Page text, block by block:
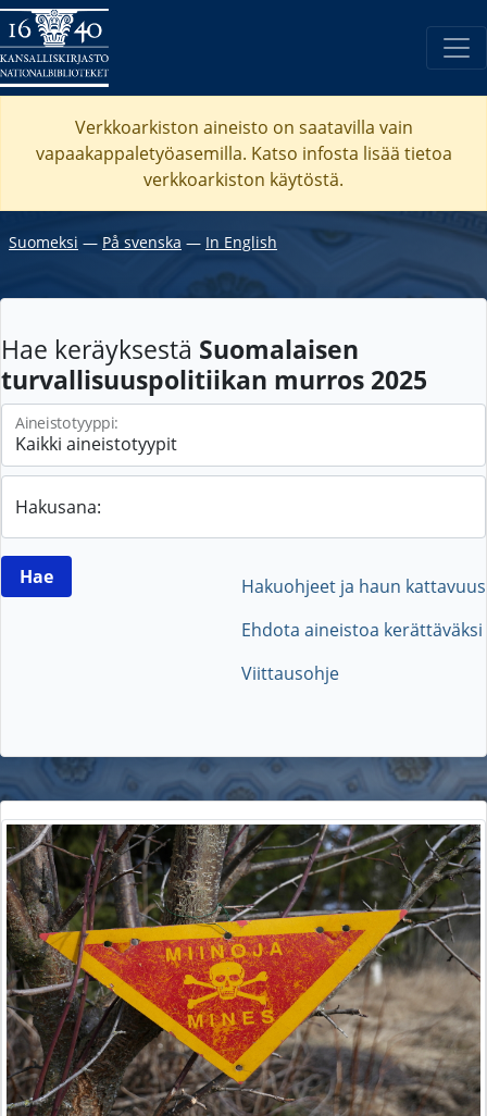
Verkkoarkiston aineisto on saatavilla vain
vapaakappaletyöasemilla. Katso infosta lisää tietoa
verkkoarkiston käytöstä.
Suomeksi ― På svenska ― In English
Hae keräyksestä Suomalaisen
turvallisuuspolitiikan murros 2025
Aineistotyyppi:
Hakusana:
Hakuohjeet ja haun kattavuus
Ehdota aineistoa kerättäväksi
Viittausohje